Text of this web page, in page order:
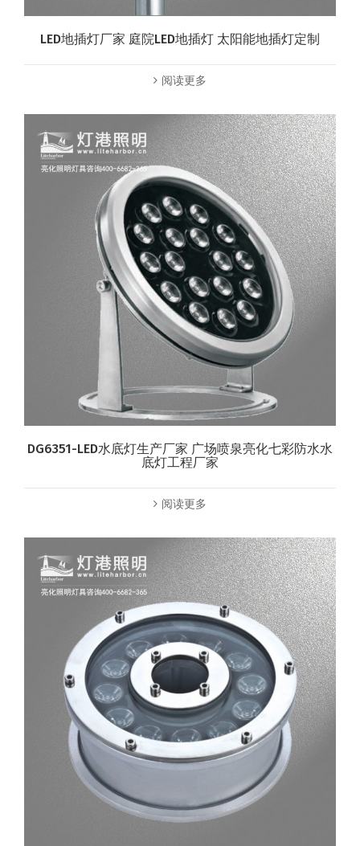
LED地插灯厂家 庭院LED地插灯 太阳能地插灯定制
阅读更多
DG6351-LED水底灯生产厂家 广场喷泉亮化七彩防水水
底灯工程厂家
阅读更多